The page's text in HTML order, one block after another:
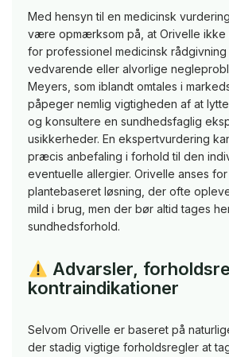
Med hensyn til en medicinsk
være opmærksom på, at Orivelle ikke
for professionel medicinsk
vedvarende eller alvorlige
Meyers, som iblandt omtales i
påpeger nemlig vigtigheden af at
og konsultere en sundhedsfaglig
usikkerheder. En ekspertvurdering
præcis anbefaling i forhold til den
eventuelle allergier. Orivelle anses
plantebaseret løsning, der ofte
mild i brug, men der bør altid tages
sundhedsforhold.
Advarsler,
kontraindikationer
Selvom Orivelle er baseret på
der stadig vigtige forholdsregler at